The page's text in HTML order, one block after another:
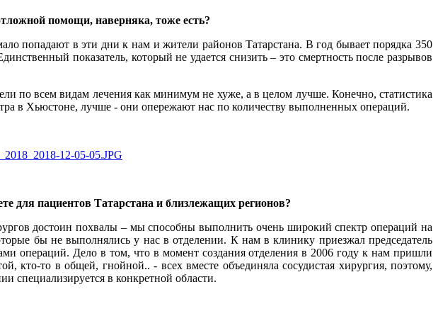
помощи, наверняка, тоже есть?
попадают в эти дни к нам и жители районов Татарстана. В год бывает порядка 350
показатель, который не удается снизить – это смертность после разрывов
по всем видам лечения как минимум не хуже, а в целом лучше. Конечно, статистика
в Хьюстоне, лучше - они опережают нас по количеству выполненных операций.
для пациентов Татарстана и близлежащих регионов?
достоин похвалы – мы способны выполнить очень широкий спектр операций на
бы не выполнялись у нас в отделении. К нам в клинику приезжал председатель
операций. Дело в том, что в момент создания отделения в 2006 году к нам пришли
кто-то в общей, гнойной.. - всех вместе объединяла сосудистая хирургия, поэтому,
специализируется в конкретной области.